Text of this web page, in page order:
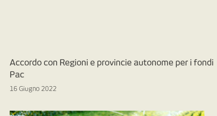
Accordo con Regioni e provincie autonome per i fondi
Pac
16 Giugno 2022